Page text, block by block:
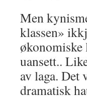
Men
klassen»
uansett..
av laga. Det
dramatisk